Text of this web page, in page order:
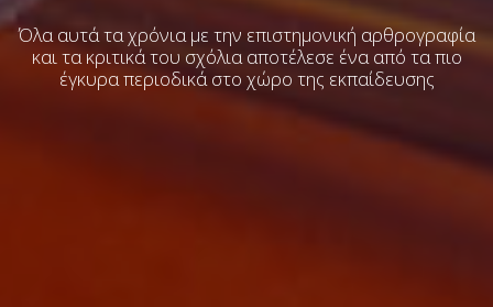
Όλα αυτά τα χρόνια με την επιστημονική αρθρογραφία
και τα κριτικά του σχόλιααποτέλεσε ένα από τα πιο
έγκυρα περιοδικά στο χώρο της εκπαίδευσης